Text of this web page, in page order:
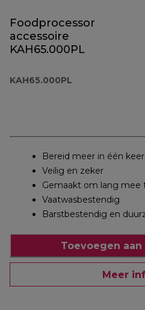
Foodprocessor
accessoire
KAH65.000PL
KAH65.000PL
Bereid meer in één keer
Veilig en zeker
Gemaakt om lang mee
Vaatwasbestendig
Barstbestendig en
Toevoegen
Meer